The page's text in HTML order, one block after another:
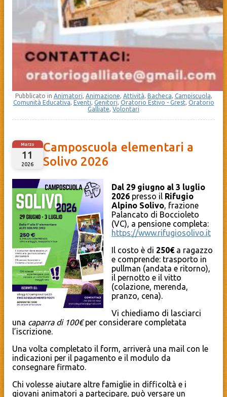
Pubblicato in Animatori, Animazione, Attività, Bacheca, Campiscuola,
Comunità Educativa, Eventi, Genitori, Oratorio Estivo - Grest, Oratorio
Galliate, Volontari
Marzo
11
2026
Camposcuola elementari a
Solivo 2026
Dal 29 giugno al 3 luglio
2026 presso il Rifugio
Alpino Solivo , frazione
Palancato di Boccioleto
(VC), a pensione completa:
https://www.rifugiosolivo.it
Il costo è di 250€ a ragazzo
e comprende: trasporto in
pullman (andata e ritorno),
il pernotto e il vitto
(colazione, merenda,
pranzo, cena).
Vi chiediamo di lasciarci
una caparra di 100€per considerare completata
l’iscrizione.
Una volta completato il form, arriverà una mail con le
indicazioni per il pagamento e il modulo da
consegnare firmato.
Chi volesse aiutare altre famiglie in difficoltà e i
giovani animatori a partecipare, può versare un